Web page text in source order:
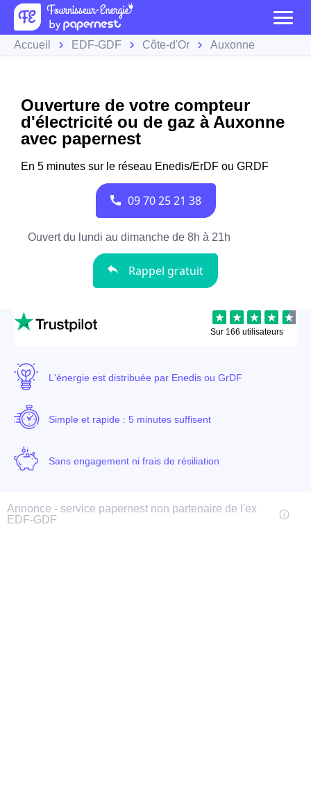
Accueil EDF-GDF Côte-d'Or Auxonne